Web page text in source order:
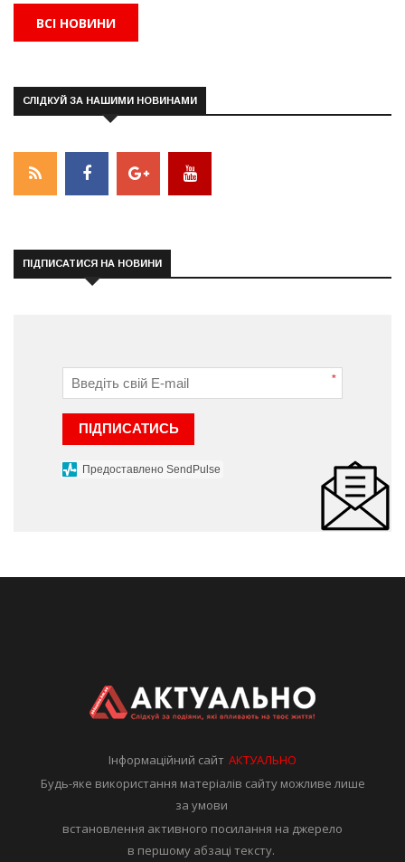
ВСІ НОВИНИ
СЛІДКУЙ ЗА НАШИМИ НОВИНАМИ
ПІДПИСАТИСЯ НА НОВИНИ
*
ПІДПИСАТИСЬ
Предоставлено SendPulse
Інформаційний сайтАКТУАЛЬНО
Будь-яке використання матеріалів сайту можливе лише
за умови
встановлення активного посилання на джерело
в першому абзаці тексту.